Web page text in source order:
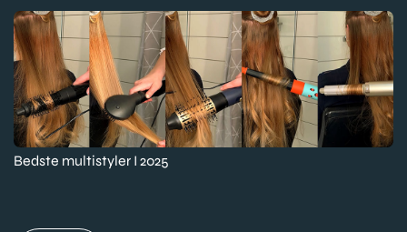
Bedste multistyler I 2025